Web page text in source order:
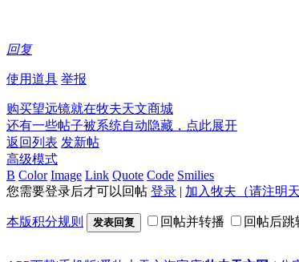
回复
使用道具 举报
购买望远镜就在牧夫天文商城
还有一些帖子被系统自动隐藏，点此展开
返回列表 发新帖
高级模式
B Color Image Link Quote Code Smilies
您需要登录后才可以回帖 登录 | 加入牧夫（请注明
本版积分规则 发表回复 回帖并转播 回帖后